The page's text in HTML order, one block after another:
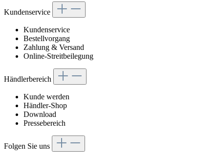
Kundenservice
Kundenservice
Bestellvorgang
Zahlung & Versand
Online-Streitbeilegung
Händlerbereich
Kunde werden
Händler-Shop
Download
Pressebereich
Folgen Sie uns